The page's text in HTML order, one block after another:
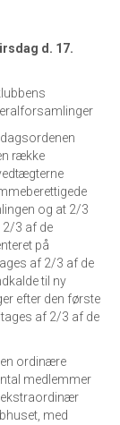
d. 17.
række
og at 2/3
2/3 af de
på
af 2/3 af de
til ny
efter den første
af 2/3 af de
ordinære
medlemmer
ekstraordinær
med